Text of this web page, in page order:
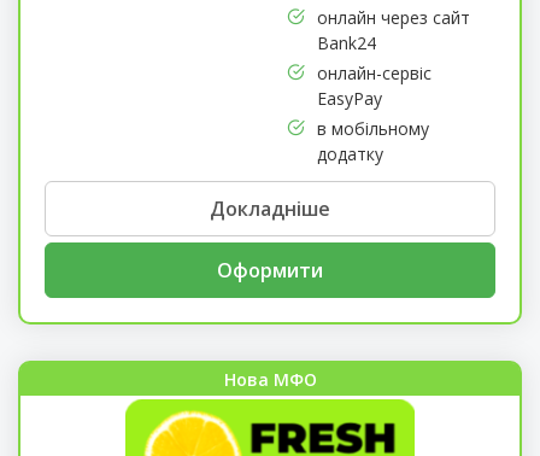
онлайн через сайт
Bank24
онлайн-сервіс
EasyPay
в мобільному
додатку
Докладніше
Оформити
Нова МФО